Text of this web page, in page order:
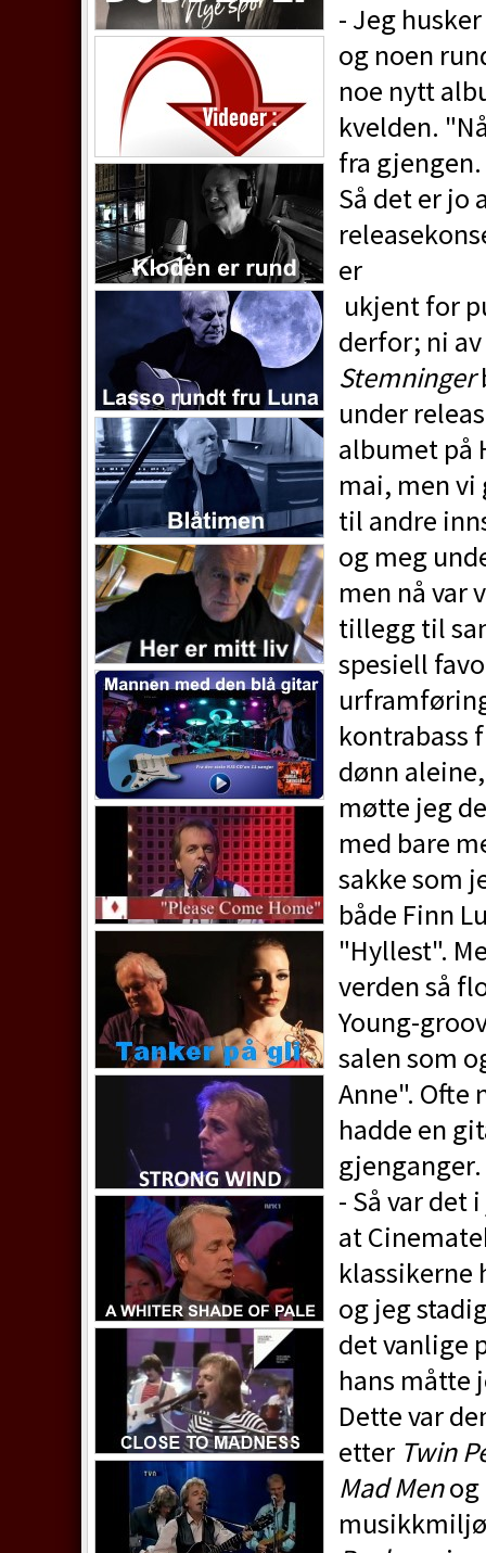
- Jeg
og noen
noe nytt
kvelden.
fra gjengen.
Så det er
er
ukjent for
derfor; ni
Stemninger
under
albumet på
mai, men vi
til andre
og meg
men nå var
tillegg til
spesiell
kontrabass
dønn
møtte jeg
med bare
sakke som
både Finn
"Hyllest".
verden så
Young-
salen som
Anne". Ofte
hadde en
- Så var det
at
klassikerne
og jeg
det vanlige
hans måtte
Dette var
etter Twin
Mad Menog